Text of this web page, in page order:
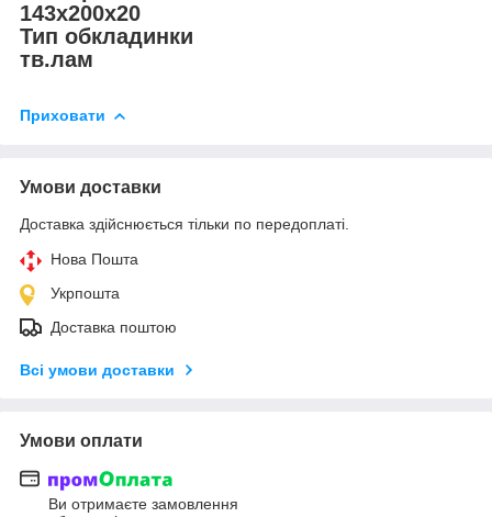
143х200х20
Тип обкладинки
тв.лам
Приховати
Умови доставки
Доставка здійснюється тільки по передоплаті.
Нова Пошта
Укрпошта
Доставка поштою
Всі умови доставки
Умови оплати
Ви отримаєте замовлення